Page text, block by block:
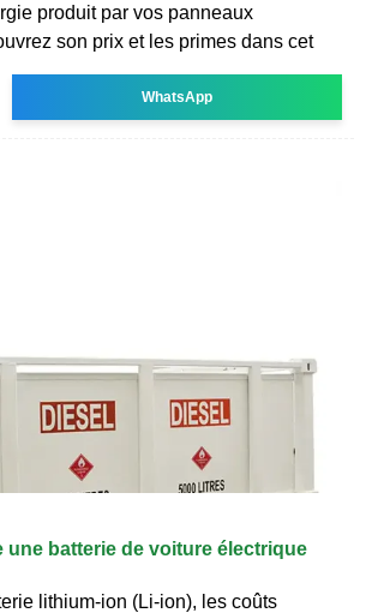
produit par vos panneaux
son prix et les primes dans cet
WhatsApp
une batterie de voiture électrique
lithium-ion (Li-ion), les coûts